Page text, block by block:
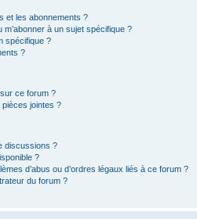
et les abonnements ?
à un sujet spécifique ?
spécifique ?
?
ce forum ?
jointes ?
discussions ?
?
d’abus ou d’ordres légaux liés à ce forum ?
du forum ?